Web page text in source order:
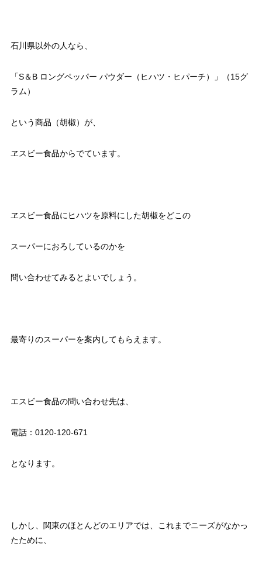
石川県以外の人なら、
「S＆B ロングペッパー パウダー（ヒハツ・ヒパーチ）」（15グ
ラム）
という商品（胡椒）が、
ヱスビー食品からでています。
ヱスビー食品にヒハツを原料にした胡椒をどこの
スーパーにおろしているのかを
問い合わせてみるとよいでしょう。
最寄りのスーパーを案内してもらえます。
エスビー食品の問い合わせ先は、
電話：0120-120-671
となります。
しかし、関東のほとんどのエリアでは、これまでニーズがなかっ
たために、